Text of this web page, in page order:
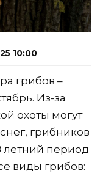
10:00
грибов –
Из-за
охоты могут
грибников
летний период
виды грибов: